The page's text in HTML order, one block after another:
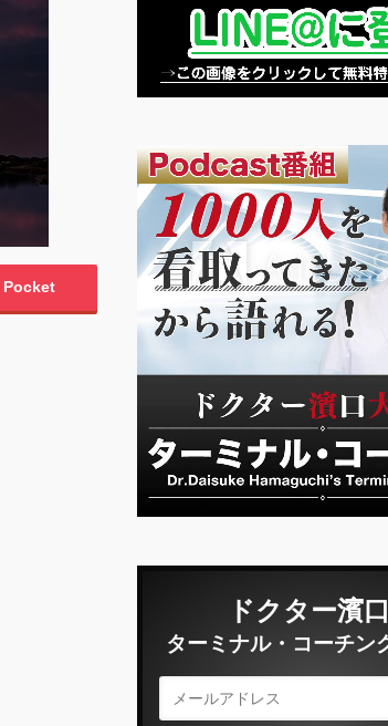
Pocket
ドクター濱
ターミナル・コーチン